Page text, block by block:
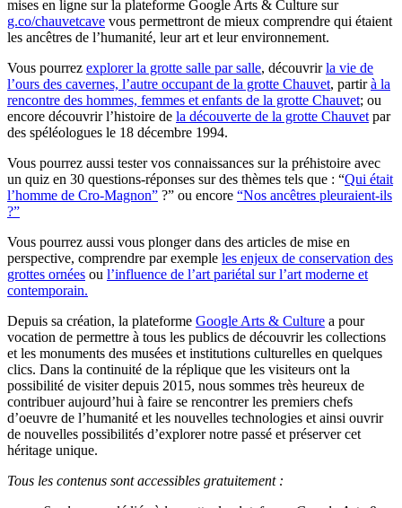
mises en ligne sur la plateforme Google Arts & Culture sur
g.co/chauvetcave vous permettront de mieux comprendre qui étaient
les ancêtres de l’humanité, leur art et leur environnement.
Vous pourrez explorer la grotte salle par salle, découvrirla vie de
l’ours des cavernes, l’autre occupant de la grotte Chauvet, partirà la
rencontre des hommes, femmes et enfants de la grotte Chauvet; ou
encore découvrir l’histoire de la découverte de la grotte Chauvet par
des spéléologues le 18 décembre 1994.
Vous pourrez aussi tester vos connaissances sur la préhistoire avec
un quiz en 30 questions-réponses sur des thèmes tels que : “Qui était
l’homme de Cro-Magnon” ?” ou encore “Nos ancêtres pleuraient-ils
?”
Vous pourrez aussi vous plonger dans des articles de mise en
perspective, comprendre par exemple les enjeux de conservation des
grottes ornées ou l’influence de l’art pariétal sur l’art moderne et
contemporain.
Depuis sa création, la plateforme Google Arts & Culture a pour
vocation de permettre à tous les publics de découvrir les collections
et les monuments des musées et institutions culturelles en quelques
clics. Dans la continuité de la réplique que les visiteurs ont la
possibilité de visiter depuis 2015, nous sommes très heureux de
contribuer aujourd’hui à faire se rencontrer les premiers chefs
d’oeuvre de l’humanité et les nouvelles technologies et ainsi ouvrir
de nouvelles possibilités d’explorer notre passé et préserver cet
héritage unique.
Tous les contenus sont accessibles gratuitement :